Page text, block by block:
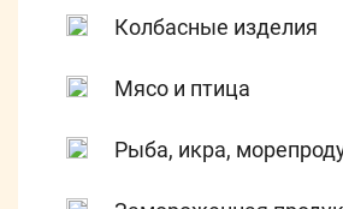
Колбасные изделия
Мясо и птица
Рыба, икра,